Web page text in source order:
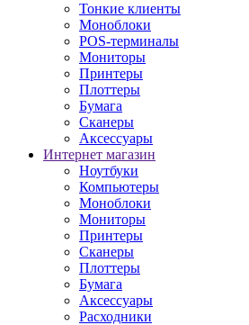
Тонкие клиенты
Моноблоки
POS-терминалы
Мониторы
Принтеры
Плоттеры
Бумага
Сканеры
Аксессуары
Интернет магазин
Ноутбуки
Компьютеры
Моноблоки
Мониторы
Принтеры
Сканеры
Плоттеры
Бумага
Аксессуары
Расходники